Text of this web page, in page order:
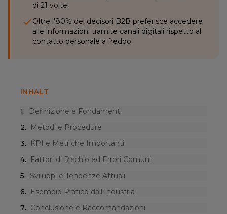
di 21 volte.
Oltre l'80% dei decisori B2B preferisce accedere
alle informazioni tramite canali digitali rispetto al
contatto personale a freddo.
INHALT
1.
Definizione e Fondamenti
2.
Metodi e Procedure
3.
KPI e Metriche Importanti
4.
Fattori di Rischio ed Errori Comuni
5. Sviluppi e Tendenze Attuali
6.
Esempio Pratico dall'Industria
7. Conclusione e Raccomandazioni